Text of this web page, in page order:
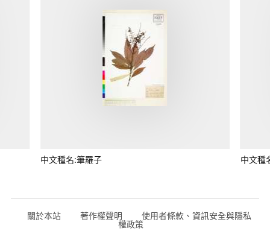
中文種名:筆羅子 中文種
關於本站 著作權聲明 使用者條款、資訊安全與隱私
權政策